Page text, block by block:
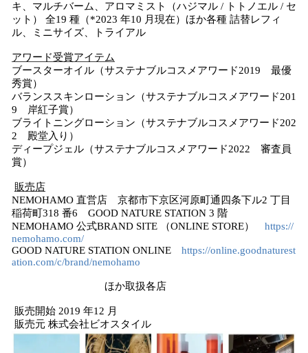
キ、マルチバーム、アロマミスト（ハジマル / トトノエル / セ
ット） 全19 種（*2023 年10 月現在）ほか各種 詰替レフィ
ル、ミニサイズ、トライアル
アワード受賞アイテム
ブースターオイル（サステナブルコスメアワード2019 最優
秀賞）
バランススキンローション（サステナブルコスメアワード201
9 岸紅子賞）
ブライトニングローション（サステナブルコスメアワード202
2 殿堂入り）
ディープジェル（サステナブルコスメアワード2022 審査員
賞）
販売店
NEMOHAMO 直営店 京都市下京区河原町通四条下ル2 丁目
稲荷町318 番6 GOOD NATURE STATION 3 階
NEMOHAMO 公式BRAND SITE （ONLINE STORE） https://
nemohamo.com/
GOOD NATURE STATION ONLINE https://online.goodnaturest
ation.com/c/brand/nemohamo
ほか取扱各店
販売開始 2019 年12 月
販売元 株式会社ビオスタイル